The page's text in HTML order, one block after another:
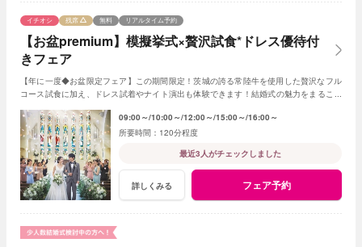
【お盆premium】模擬挙式×贅沢試食*ドレス優待付
きフェア
イチオシ 残席 無料 リアルタイム予約
【年に一度◆お盆限定フェア】この期間限定！茨城の誇る常陸牛を使用した贅沢なフル
コース試食に加え、ドレス試着やナイト演出も体験できます！結婚式の魅力をまるごと
09:00～ 10:00～ 12:00～ 15:00～ 16:00～
120分程度
最近3人がチェックしました
詳しくみる フェア予約